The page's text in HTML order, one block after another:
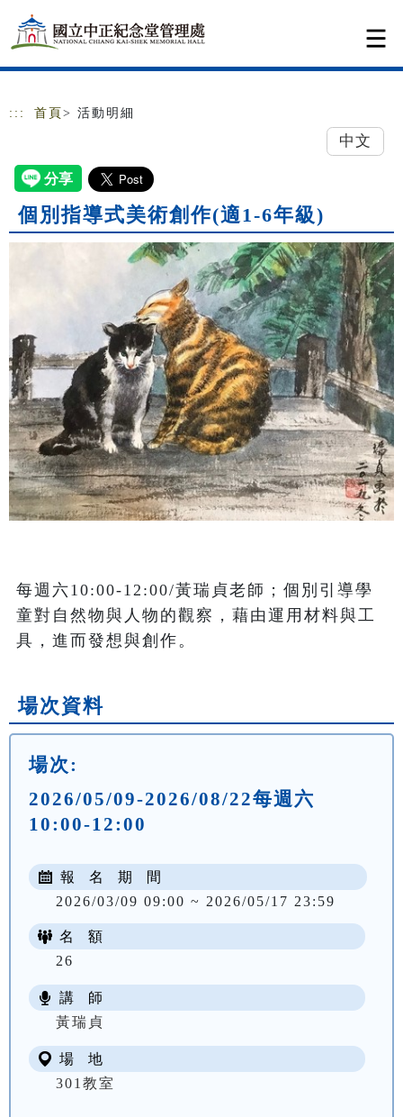
跳到主要內容
網站導覽
::: 首頁 > 活動明細
中文
個別指導式美術創作(適1-6年級)
每週六10:00-12:00/黃瑞貞老師；個別引導學
童對自然物與人物的觀察，藉由運用材料與工
具，進而發想與創作。
場次資料
場次:
2026/05/09-2026/08/22每週六
10:00-12:00
報 名 期 間
2026/03/09 09:00 ~ 2026/05/17 23:59
名 額
26
講 師
黃瑞貞
場 地
301教室